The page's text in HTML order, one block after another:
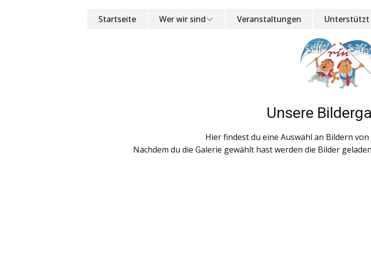
Startseite Wer wir sind Veranstaltungen Unterstützt
Unsere
Hier findest du eine Auswahl an Bildern
Nachdem du die Galerie gewählt hast werden die Bilder